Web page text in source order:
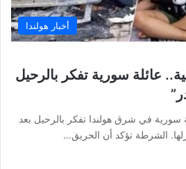
أخبار هولندا
عائلة سورية تفكر بالرحيل
سورية في شرق هولندا تفكر بالرحيل بعد
الشرطة تؤكد أن الحريق…